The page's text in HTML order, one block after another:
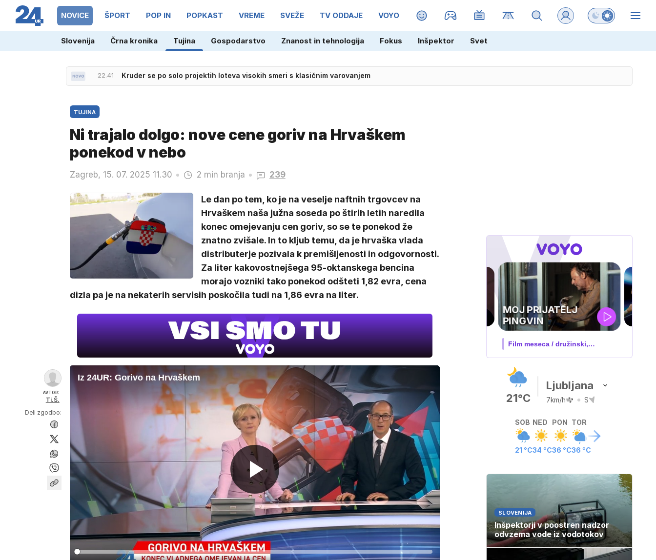
NOVICE ŠPORT POP IN POPKAST VREME SVEŽE TV ODDAJE VOYO MAGAZIN Preklopi barvni
Slovenija Črna kronika Tujina Gospodarstvo Znanost in tehnologija Fokus Inšpektor Svet
22.41 Kruder se po solo projektih loteva visokih smeri s klasičnim varovanjem
21.26 Incident na ženski Dirki po Franciji: voznik ogrožal varnost kolesark
TUJINA
Ni trajalo dolgo: nove cene goriv na Hrvaškem
ponekod v nebo
Zagreb, 15. 07. 2025 11.30 2 min branja 239
Le dan po tem, ko je na veselje naftnih trgovcev na
Hrvaškem naša južna soseda po štirih letih naredila
konec omejevanju cen goriv, so se te ponekod že
znatno zvišale. In to kljub temu, da je hrvaška vlada
distributerje pozivala k premišljenosti in odgovornosti.
Za liter kakovostnejšega 95-oktanskega bencina
morajo vozniki tako ponekod odšteti 1,82 evra, cena
dizla pa je na nekaterih servisih poskočila tudi na 1,86 evra na liter.
AVTOR:
Ti.Š.
Deli zgodbo:
Iz 24UR: Gorivo na Hrvaškem
Predvajaj
Loaded:
UEFA
SUPERPOKAL
V živo na VOYO: sreda ob 20.30
21°C
Ljubljana
7km/h S
SOB
21 °C
NED
34 °C
PON
36 °C
TOR
36 °C
SLOVENIJA
Inšpektorji v poostren nadzor
odvzema vode iz vodotokov